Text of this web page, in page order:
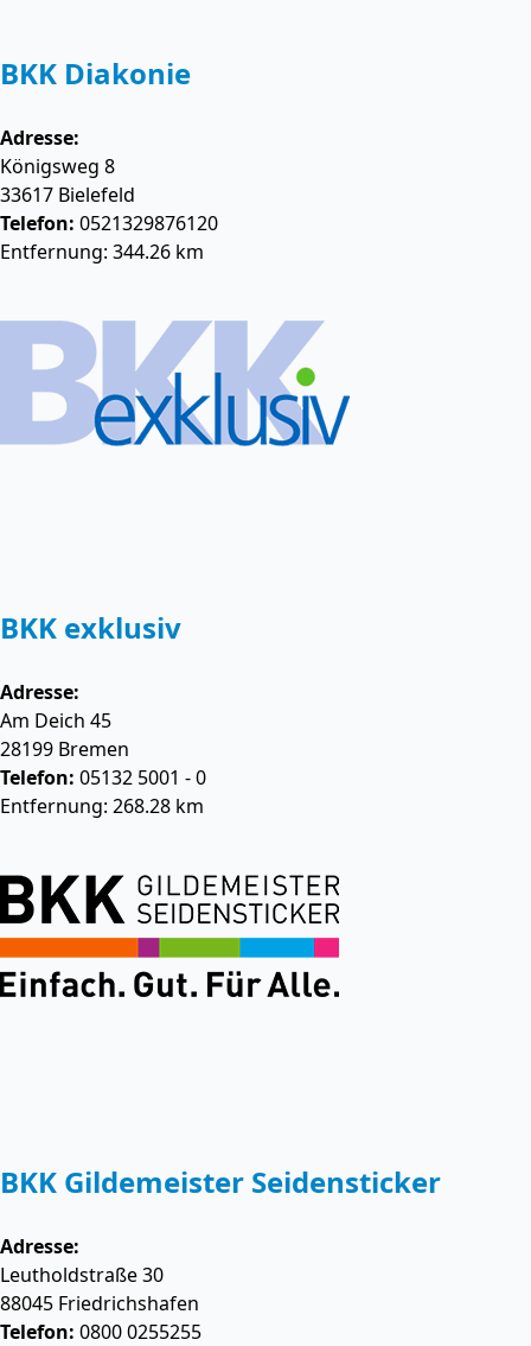
BKK Diakonie
Adresse:
Königsweg 8
33617 Bielefeld
Telefon: 0521329876120
Entfernung: 344.26 km
BKK exklusiv
Adresse:
Am Deich 45
28199 Bremen
Telefon: 05132 5001 - 0
Entfernung: 268.28 km
BKK Gildemeister Seidensticker
Adresse:
Leutholdstraße 30
88045 Friedrichshafen
Telefon: 0800 0255255